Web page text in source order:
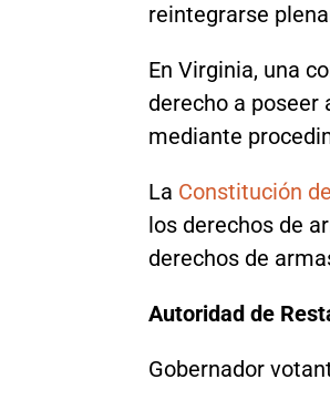
reintegrarse
En Virginia, una
derecho a poseer
mediante
La Constitución
los derechos de
derechos de
Autoridad de
Gobernador